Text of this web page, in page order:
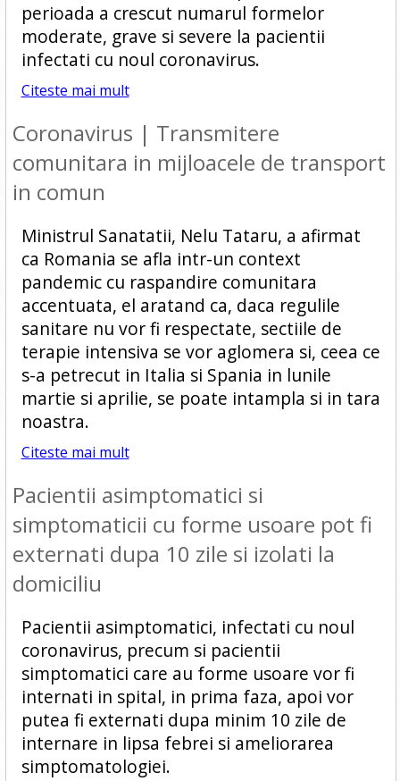
perioada a crescut numarul formelor
moderate, grave si severe la pacientii
infectati cu noul coronavirus.
Citeste mai mult
Coronavirus | Transmitere
comunitara in mijloacele de transport
in comun
Ministrul Sanatatii, Nelu Tataru, a afirmat
ca Romania se afla intr-un context
pandemic cu raspandire comunitara
accentuata, el aratand ca, daca regulile
sanitare nu vor fi respectate, sectiile de
terapie intensiva se vor aglomera si, ceea ce
s-a petrecut in Italia si Spania in lunile
martie si aprilie, se poate intampla si in tara
noastra.
Citeste mai mult
Pacientii asimptomatici si
simptomaticii cu forme usoare pot fi
externati dupa 10 zile si izolati la
domiciliu
Pacientii asimptomatici, infectati cu noul
coronavirus, precum si pacientii
simptomatici care au forme usoare vor fi
internati in spital, in prima faza, apoi vor
putea fi externati dupa minim 10 zile de
internare in lipsa febrei si ameliorarea
simptomatologiei.